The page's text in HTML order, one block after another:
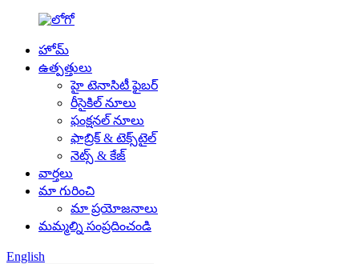
హోమ్
ఉత్పత్తులు
హై టెనాసిటీ ఫైబర్
రీసైకిల్ నూలు
ఫంక్షనల్ నూలు
ఫాబ్రిక్ & టెక్స్‌టైల్
నెట్స్ & కేజ్
వార్తలు
మా గురించి
మా ప్రయోజనాలు
మమ్మల్ని సంప్రదించండి
English